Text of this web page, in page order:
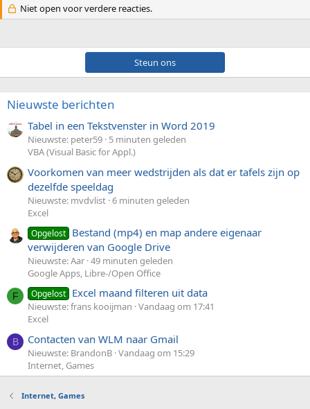
Niet open voor verdere reacties.
Steun ons
Nieuwste berichten
Tabel in een Tekstvenster in Word 2019
Nieuwste: peter59 5 minuten geleden
VBA (Visual Basic for Appl.)
Voorkomen van meer wedstrijden als dat er tafels zijn op
dezelfde speeldag
Nieuwste: mvdvlist 6 minuten geleden
Excel
Opgelost Bestand (mp4) en map andere eigenaar
verwijderen van Google Drive
Nieuwste: Aar 49 minuten geleden
Google Apps, Libre-/Open Office
F Opgelost Excel maand filteren uit data
Nieuwste: frans kooijman Vandaag om 17:41
Excel
B Contacten van WLM naar Gmail
Nieuwste: BrandonB Vandaag om 15:29
Internet, Games
Internet, Games